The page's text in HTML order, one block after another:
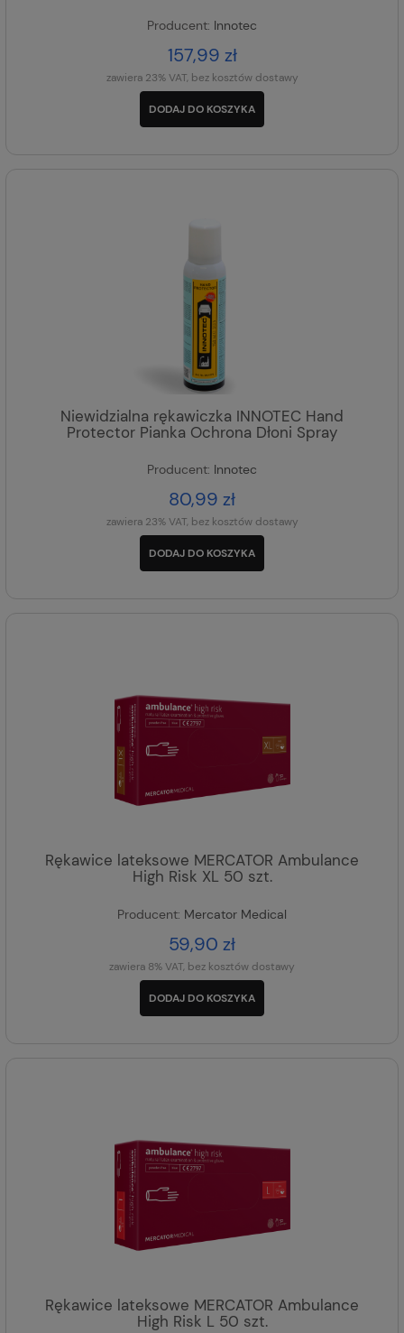
Producent: Innotec
157,99 zł
zawiera 23% VAT, bez kosztów dostawy
DODAJ DO KOSZYKA
Niewidzialna rękawiczka INNOTEC Hand
Protector Pianka Ochrona Dłoni Spray
Producent: Innotec
80,99 zł
zawiera 23% VAT, bez kosztów dostawy
DODAJ DO KOSZYKA
Rękawice lateksowe MERCATOR Ambulance
High Risk XL 50 szt.
Producent: Mercator Medical
59,90 zł
zawiera 8% VAT, bez kosztów dostawy
DODAJ DO KOSZYKA
Rękawice lateksowe MERCATOR Ambulance
High Risk L 50 szt.